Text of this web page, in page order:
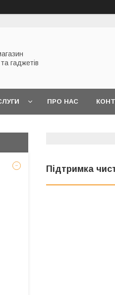
гаджетів
ПРО НАС
Підтримка